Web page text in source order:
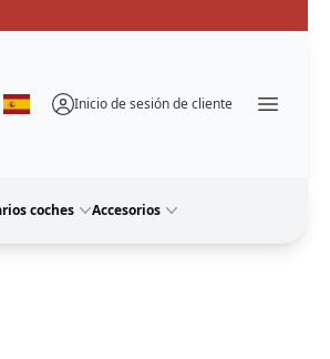
sistema
luz
Seleccione idioma
Inicio de sesión de cliente Menü
coches Accesorios